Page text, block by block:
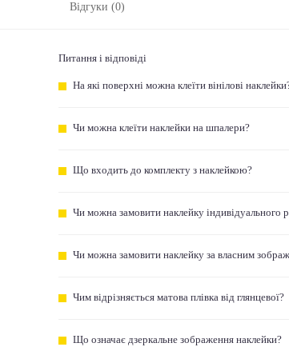
Відгуки (0)
Питання і відповіді
На які поверхні можна клеїти вінілові
Чи можна клеїти наклейки на шпалери?
Що входить до комплекту з наклейкою?
Чи можна замовити наклейку індивідуального
Чи можна замовити наклейку за власним
Чим відрізняється матова плівка від глянцевої?
Що означає дзеркальне зображення наклейки?